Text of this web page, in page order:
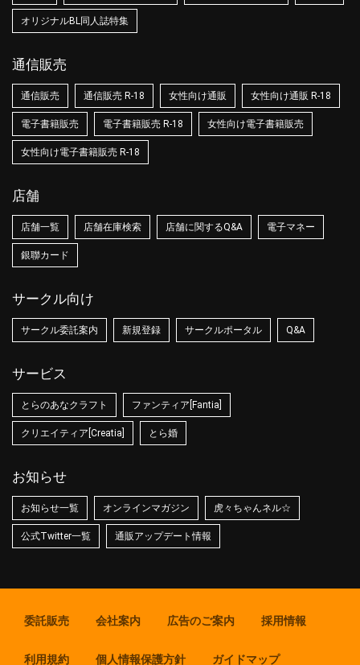
オリジナルBL同人誌特集
通信販売
通信販売 通信販売 R-18 女性向け通販 女性向け通販 R-18
電子書籍販売 電子書籍販売 R-18 女性向け電子書籍販売
女性向け電子書籍販売 R-18
店舗
店舗一覧 店舗在庫検索 店舗に関するQ&A 電子マネー
銀聯カード
サークル向け
サークル委託案内 新規登録 サークルポータル Q&A
サービス
とらのあなクラフト ファンティア[Fantia]
クリエイティア[Creatia] とら婚
お知らせ
お知らせ一覧 オンラインマガジン 虎々ちゃんネル☆
公式Twitter一覧 通販アップデート情報
委託販売 会社案内 広告のご案内 採用情報
利用規約 個人情報保護方針 ガイドマップ